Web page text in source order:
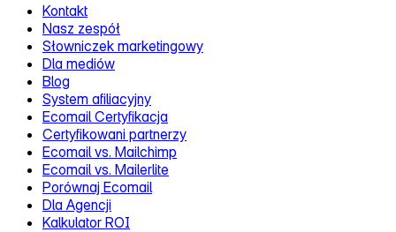
Kontakt
Nasz zespół
Słowniczek marketingowy
Dla mediów
Blog
System afiliacyjny
Ecomail Certyfikacja
Certyfikowani partnerzy
Ecomail vs. Mailchimp
Ecomail vs. Mailerlite
Porównaj Ecomail
Dla Agencji
Kalkulator ROI